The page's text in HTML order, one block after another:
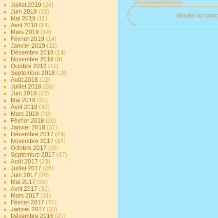
Juillet 2019(24)
Juin 2019(22)
Mai 2019(11)
Avril 2019(14)
Mars 2019(24)
Février 2019(14)
Janvier 2019(11)
Décembre 2018(14)
Novembre 2018(9)
Octobre 2018(11)
Septembre 2018(18)
Août 2018(12)
Juillet 2018(28)
Juin 2018(22)
Mai 2018(30)
Avril 2018(33)
Mars 2018(19)
Février 2018(20)
Janvier 2018(37)
Décembre 2017(24)
Novembre 2017(18)
Octobre 2017(26)
Septembre 2017(37)
Août 2017(23)
Juillet 2017(26)
Juin 2017(28)
Mai 2017(26)
Avril 2017(31)
Mars 2017(31)
Février 2017(31)
Janvier 2017(33)
Décembre 2016(20)
commentaires
Ajouter un